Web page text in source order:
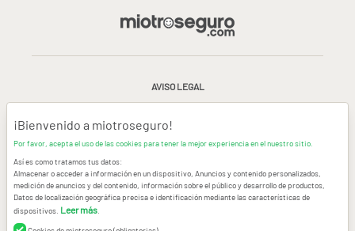
AVISO LEGAL
CONDICIONES GENERALES DE USO
CONTACTAR
© Copyright miotroseguro.com 2026. Todos los derechos reservados
¡Bienvenido a miotroseguro!
Por favor, acepta el uso de las cookies para tener la mejor experiencia en el nuestro sitio.
Así es como tratamos tus datos:
Almacenar o acceder a información en un dispositivo, Anuncios y contenido personalizados,
medición de anuncios y del contenido, información sobre el público y desarrollo de productos,
Datos de localización geográfica precisa e identificación mediante las características de
dispositivos. Leer más